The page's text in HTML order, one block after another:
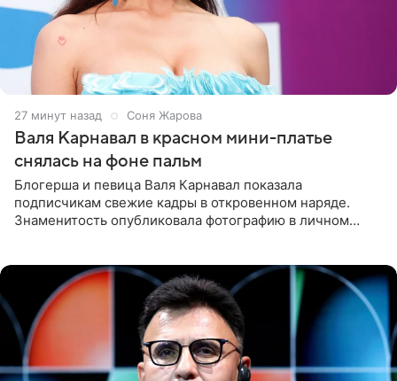
27 минут назад Соня Жарова
Валя Карнавал в красном мини-платье
снялась на фоне пальм
Блогерша и певица Валя Карнавал показала
подписчикам свежие кадры в откровенном наряде.
Знаменитость опубликовала фотографию в личном